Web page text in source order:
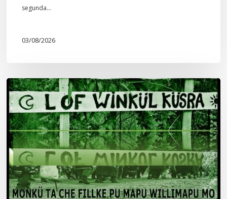
segunda…
03/08/2026
Lof
Winkül
Küsra
convoca
a
apoyar
audiencia